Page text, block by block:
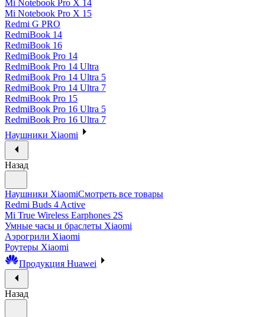
Mi Notebook Pro X 14
Mi Notebook Pro X 15
Redmi G PRO
RedmiBook 14
RedmiBook 16
RedmiBook Pro 14
RedmiBook Pro 14 Ultra
RedmiBook Pro 14 Ultra 5
RedmiBook Pro 14 Ultra 7
RedmiBook Pro 15
RedmiBook Pro 16 Ultra 5
RedmiBook Pro 16 Ultra 7
Наушники Xiaomi
Назад
Наушники XiaomiСмотреть все товары
Redmi Buds 4 Active
Mi True Wireless Earphones 2S
Умные часы и браслеты Xiaomi
Аэрогрили Xiaomi
Роутеры Xiaomi
Продукция Huawei
Назад